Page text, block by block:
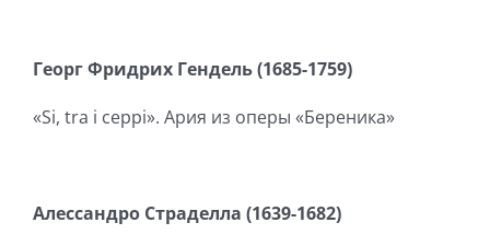
ГеоргФридрих Гендель(1685-1759)
«Si, tra i ceppi». Ария из оперы «Береника»
Алессандро Страделла (1639-1682)